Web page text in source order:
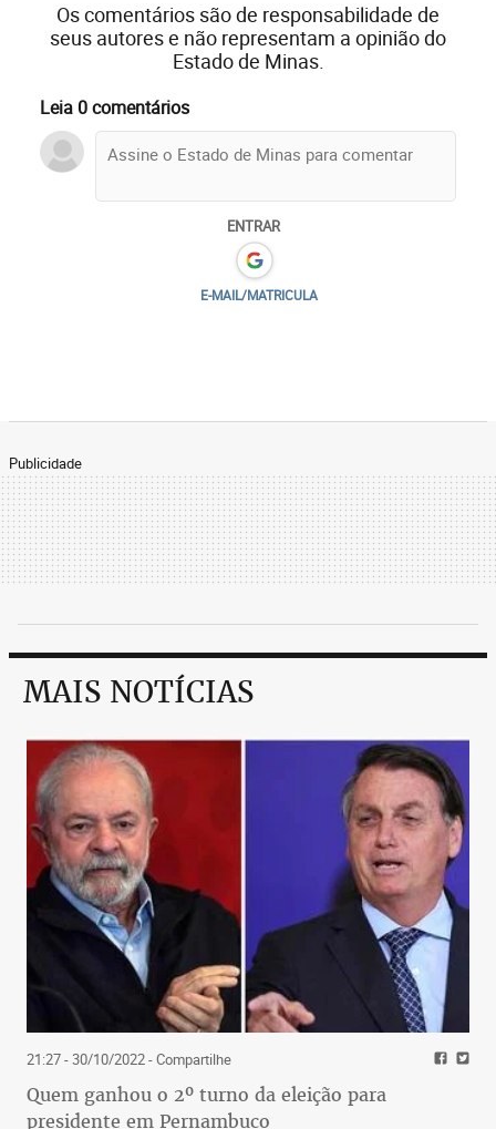
Os comentários são de responsabilidade de
seus autores e não representam a opinião do
Estado de Minas.
Leia 0 comentários
ENTRAR
E-MAIL/MATRICULA
Publicidade
MAIS NOTÍCIAS
21:27 - 30/10/2022- Compartilhe
Quem ganhou o 2º turno da eleição para
presidente em Pernambuco